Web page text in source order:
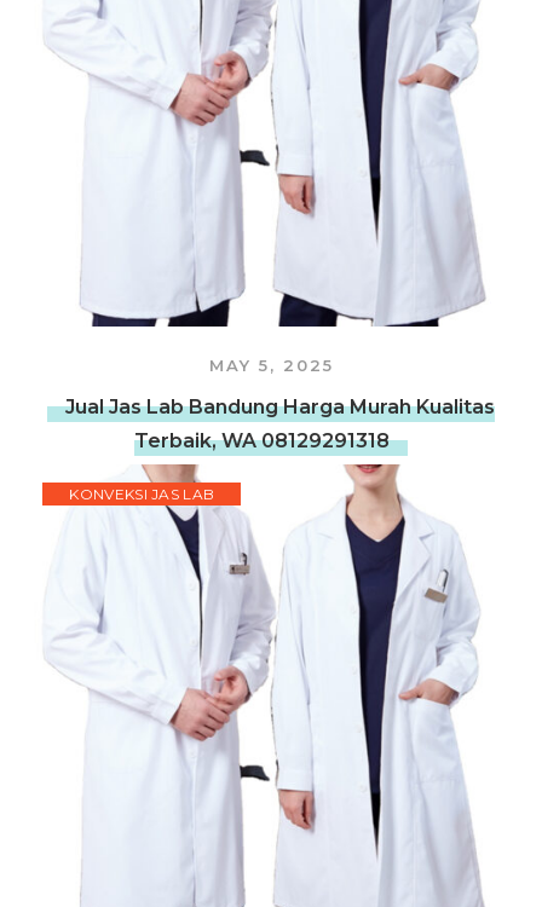
MAY 5, 2025
Jual Jas Lab Bandung Harga Murah Kualitas
Terbaik, WA 08129291318
KONVEKSI JAS LAB